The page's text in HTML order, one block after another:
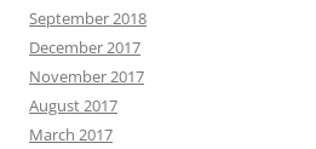
September 2018
December 2017
November 2017
August 2017
March 2017